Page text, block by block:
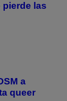
las
a
queer